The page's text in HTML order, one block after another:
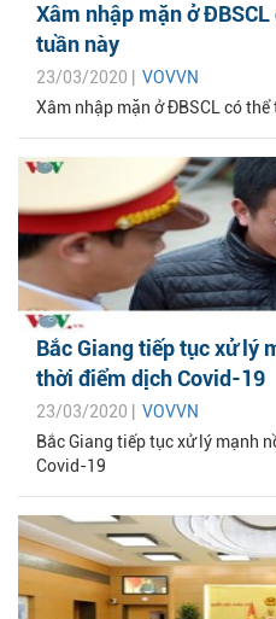
Xâm nhập mặn ở
tuần này
23/03/2020 | VOVVN
Xâm nhập mặn ở ĐBSCL có
Bắc Giang tiếp tục xử lý
thời điểm dịch Covid-19
23/03/2020 | VOVVN
Bắc Giang tiếp tục xử lý mạnh
Covid-19